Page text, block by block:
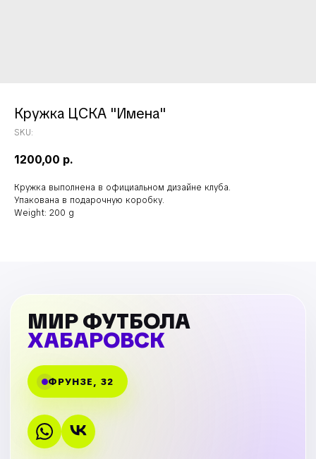
Кружка ЦСКА "Имена"
SKU:
1200,00 р.
Кружка выполнена в официальном дизайне клуба.
Упакована в подарочную коробку.
Weight: 200 g
МИР ФУТБОЛА
ХАБАРОВСК
ФРУНЗЕ, 32